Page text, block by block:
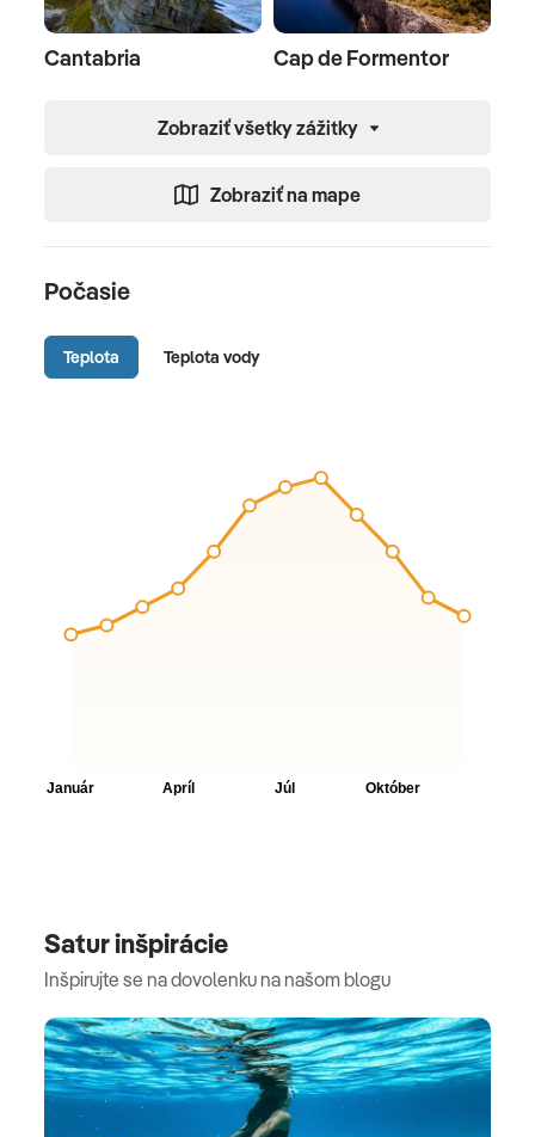
Cantabria Cap de Formentor
Zobraziť všetky zážitky
Zobraziť na mape
Počasie
Teplota Teplota vody
Satur inšpirácie
Inšpirujte se na dovolenku na našom blogu